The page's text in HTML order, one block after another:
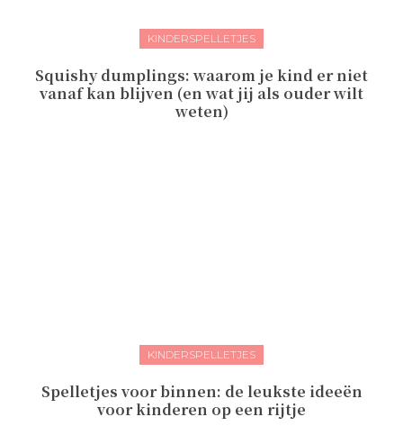
KINDERSPELLETJES
Squishy dumplings: waarom je kind er niet
vanaf kan blijven (en wat jij als ouder wilt
weten)
KINDERSPELLETJES
Spelletjes voor binnen: de leukste ideeën
voor kinderen op een rijtje